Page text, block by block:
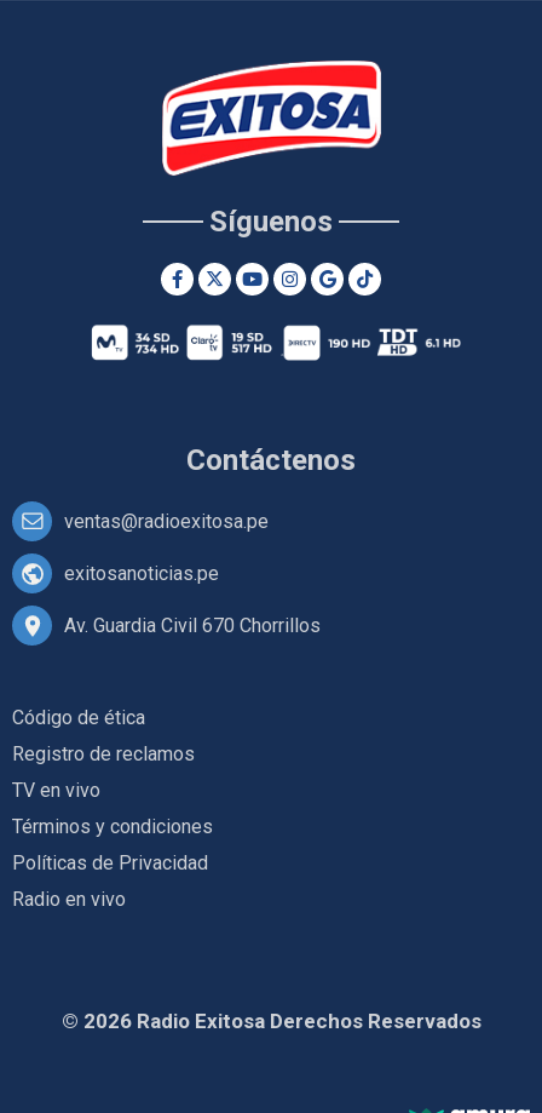
Contáctenos
ventas@radioexitosa.pe
exitosanoticias.pe
Av. Guardia Civil 670 Chorrillos
Síguenos
Código de ética
Registro de reclamos
TV en vivo
Términos y condiciones
Políticas de Privacidad
Radio en vivo
© 2026 Radio Exitosa Derechos Reservados